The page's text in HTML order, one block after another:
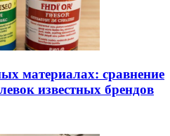
материалах: сравнение
известных брендов